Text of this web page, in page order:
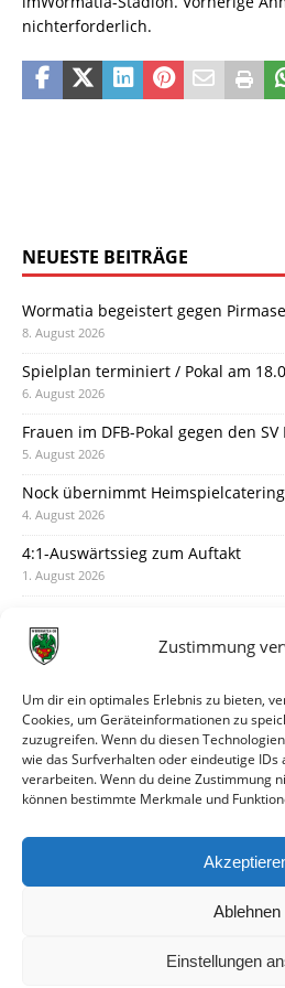
Zustimmung
Um dir ein optimales Erlebnis zu bieten,
Cookies, um Geräteinformationen zu
zuzugreifen. Wenn du diesen
wie das Surfverhalten oder eindeutige IDs
verarbeiten. Wenn du deine Zustimmung
können bestimmte Merkmale und
Ablehnen
Einstellungen
nichterforderlich.
NEUESTE BEITRÄGE
Wormatia begeistert gegen
8. August 2026
Spielplan terminiert / Pokal am
6. August 2026
Frauen im DFB-Pokal gegen den
5. August 2026
Nock übernimmt Heimspielcatering
4. August 2026
4:1-Auswärtssieg zum Auftakt
1. August 2026
31. Juli 2026
30. Juli 2026
Deine Spielminute: 89+1
28. Juli 2026
Neuer Rückensponsor
Neue Podcast-Folge: So tickt Björn!
27. Juli 2026